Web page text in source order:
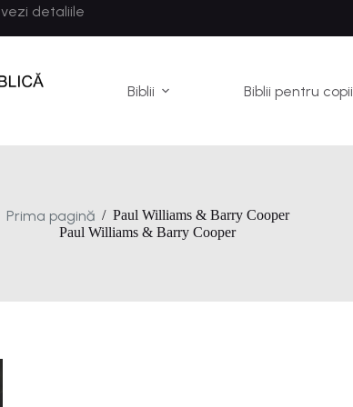
vezi detaliile
Biblii Biblii pentru copii
Prima pagină / Paul Williams & Barry Cooper
Paul Williams & Barry Cooper